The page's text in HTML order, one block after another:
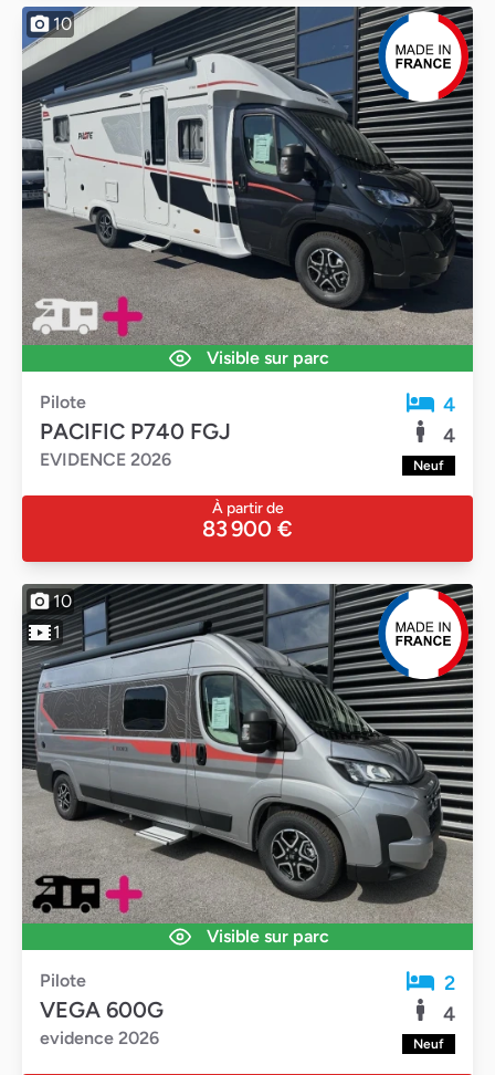
10
Visible sur parc
Pilote
PACIFIC P740 FGJ
EVIDENCE 2026
4
4
Neuf
À partir de
83 900 €
10
1
Visible sur parc
Pilote
VEGA 600G
evidence 2026
2
4
Neuf